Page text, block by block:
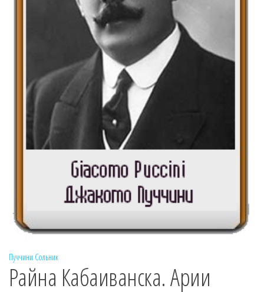
Пуччини Сольник
Райна Кабаиванска. Арии